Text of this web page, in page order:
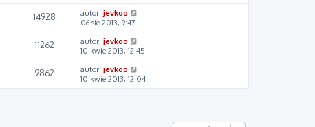
14928 autor: jevkoo
06 sie 2013, 9:47
11262 autor: jevkoo
10 kwie 2013, 12:45
9862 autor: jevkoo
10 kwie 2013, 12:04